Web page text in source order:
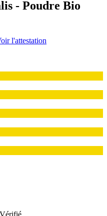
- Poudre Bio
l'attestation